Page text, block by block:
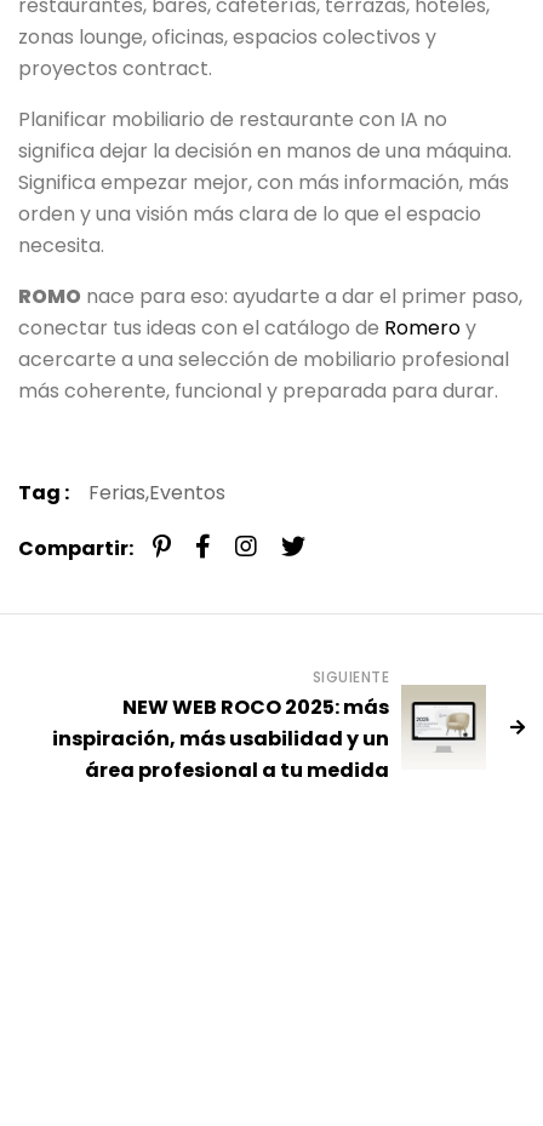
zonas lounge, oficinas, espacios colectivos y
proyectos contract.
Planificar mobiliario de restaurante con IA no
significa dejar la decisión en manos de una máquina.
Significa empezar mejor, con más información, más
orden y una visión más clara de lo que el espacio
necesita.
ROMO nace para eso: ayudarte a dar el primer paso,
conectar tus ideas con el catálogo de Romeroy
acercarte a una selección de mobiliario profesional
más coherente, funcional y preparada para durar.
Tag : Ferias,Eventos
Compartir:
SIGUIENTE
NEW WEB ROCO 2025: más
inspiración, más usabilidad y un
área profesional a tu medida